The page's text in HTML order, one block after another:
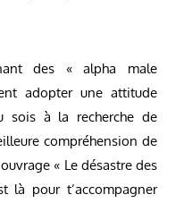
des « alpha male
adopter une attitude
sois à la recherche de
compréhension de
« Le désastre des
là pour t’accompagner